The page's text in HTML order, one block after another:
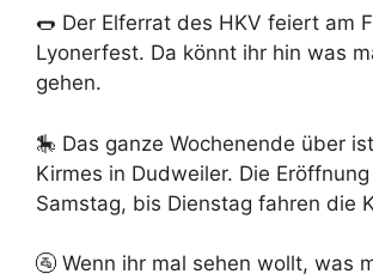
🌭 Der Elferrat des HKV feiert am
Lyonerfest. Da könnt ihr hin was
gehen.
🎠 Das ganze Wochenende über
Kirmes in Dudweiler. Die
Samstag, bis Dienstag fahren die
🚰 Wenn ihr mal sehen wollt, was